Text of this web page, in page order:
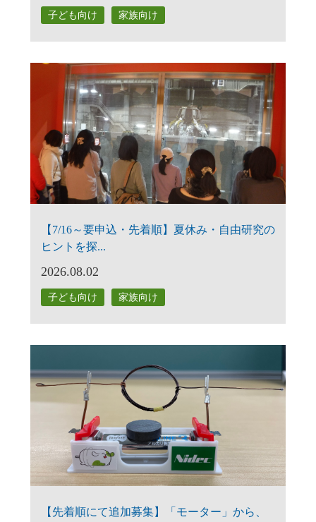
子ども向け 家族向け
【7/16～要申込・先着順】夏休み・自由研究の
ヒントを探...
2026.08.02
子ども向け 家族向け
【先着順にて追加募集】「モーター」から、